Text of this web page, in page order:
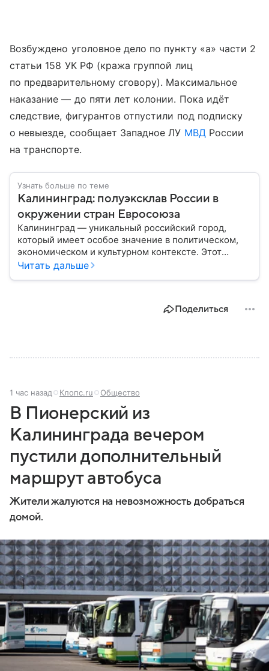
Возбуждено уголовное дело по пункту «а» части 2
статьи 158 УК РФ (кража группой лиц
по предварительному сговору). Максимальное
наказание — до пяти лет колонии. Пока идёт
следствие, фигурантов отпустили под подписку
о невыезде, сообщает Западное ЛУ МВД России
на транспорте.
Узнать больше по теме
Калининград: полуэксклав России в
окружении стран Евросоюза
Калининград — уникальный российский город,
который имеет особое значение в политическом,
экономическом и культурном контексте. Этот
город, расположенный в самом сердце Европы,
Читать дальше
Поделиться
1 час назад Клопс.ru Общество
В Пионерский из
Калининграда вечером
пустили дополнительный
маршрут автобуса
Жители жалуются на невозможность добраться
домой.